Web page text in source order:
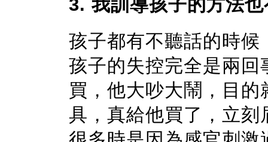
3. 我訓導孩子的方法
孩子都有不聽話的時
孩子的失控完全是兩
買，他大吵大鬧，目
具，真給他買了，立